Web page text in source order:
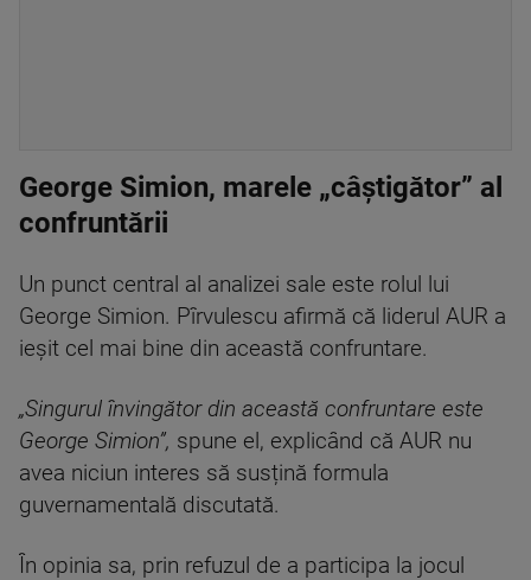
George Simion, marele „câștigător” al
confruntării
Un punct central al analizei sale este rolul lui
George Simion. Pîrvulescu afirmă că liderul AUR a
ieșit cel mai bine din această confruntare.
„Singurul învingător din această confruntare este
George Simion”, spune el, explicând că AUR nu
avea niciun interes să susțină formula
guvernamentală discutată.
În opinia sa, prin refuzul de a participa la jocul